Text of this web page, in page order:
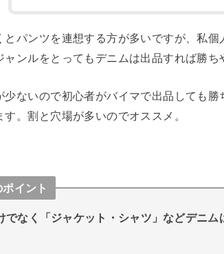
とパンツを連想する方が多いですが、私個
ャンルをとってもデニムは出品すれば勝ち
少ないので初心者がバイマで出品しても勝
す。割と穴場が多いのでオススメ。
イント
でなく「ジャケット・シャツ 」などデニ